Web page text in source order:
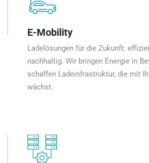
E-Mobility
Ladelösungen für die Zukunft:
nachhaltig. Wir bringen Energie in
schaffen Ladeinfrastruktur, die mit
wächst.